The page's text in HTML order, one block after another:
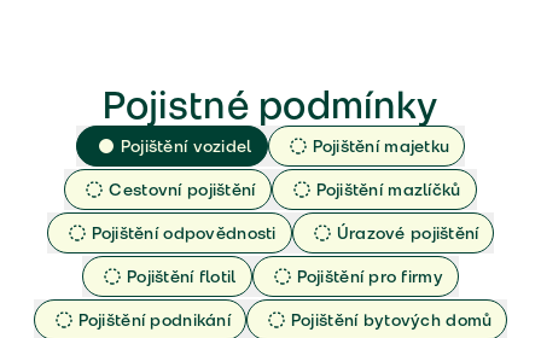
Pojistné podmínky
Pojištění vozidel
Pojištění majetku
Cestovní pojištění
Pojištění mazlíčků
Pojištění odpovědnosti
Úrazové pojištění
Pojištění flotil
Pojištění pro firmy
Pojištění podnikání
Pojištění bytových domů